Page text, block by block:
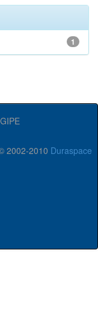
1
2002-2010 Duraspace